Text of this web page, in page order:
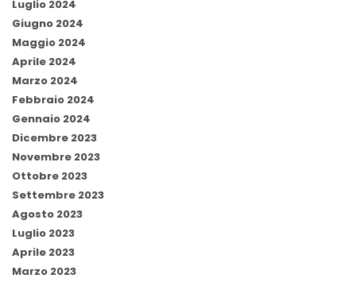
Luglio 2024
Giugno 2024
Maggio 2024
Aprile 2024
Marzo 2024
Febbraio 2024
Gennaio 2024
Dicembre 2023
Novembre 2023
Ottobre 2023
Settembre 2023
Agosto 2023
Luglio 2023
Aprile 2023
Marzo 2023